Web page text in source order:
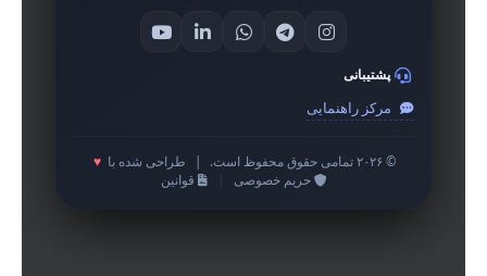
پشتیبانی
مرکز راهنمایی
© ۲۰۲۶ تمامی حقوق محفوظ است. طراحی شده با ♥
حریم خصوصی
قوانین